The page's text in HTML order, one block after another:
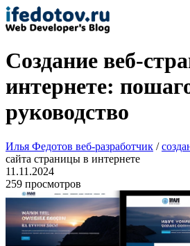
Главная
Создание
Улучшить
Сделать сайт
Разработка
Дизайн сайта
Создание веб-
интернете:
руководство
Илья Федотов веб-разработчик /
сайта страницы в интернете
11.11.2024
259 просмотров